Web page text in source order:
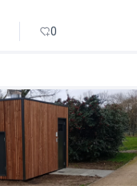
0